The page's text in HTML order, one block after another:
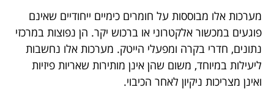
מערכות אלו מבוססות על חומרים כימיים ייחודיים שאינם
פוגעים במכשור אלקטרוני או ברכוש יקר. הן נפוצות במרכזי
נתונים, חדרי בקרה ומפעלי הייטק. מערכות אלו נחשבות
ליעילות במיוחד, משום שהן אינן מותירות שאריות פיזיות
ואינן מצריכות ניקיון לאחר הכיבוי.